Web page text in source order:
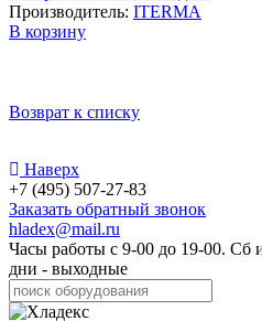
Производитель: ITERMA
В корзину
Возврат к списку
Наверх
+7 (495) 507-27-83
Заказать обратный звонок
hladex@mail.ru
Часы работы с 9-00 до 19-00. Сб
дни - выходные